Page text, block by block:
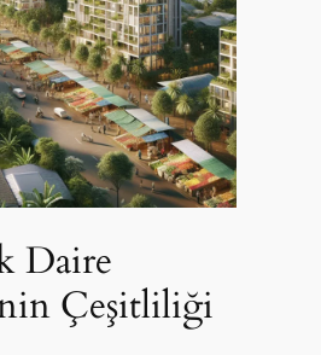
Daire
Çeşitliliği